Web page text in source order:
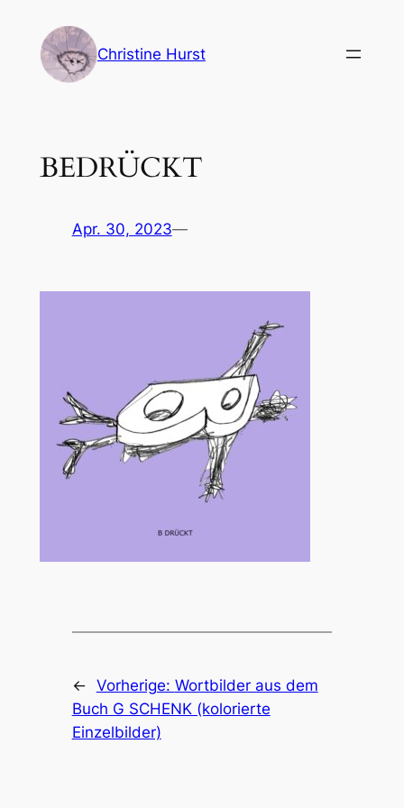
Inhalt
springen
Christine Hurst
BEDRÜCKT
Apr. 30, 2023—
← Vorherige: Wortbilder aus dem
Buch G SCHENK (kolorierte
Einzelbilder)